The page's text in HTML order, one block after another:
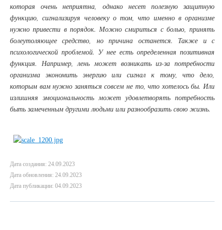
которая очень неприятна, однако несет полезную защитную
функцию, сигнализируя человеку о том, что именно в организме
нужно привести в порядок. Можно смириться с болью, принять
болеутоляющее средство, но причина останется. Также и с
психологической проблемой. У нее есть определенная позитивная
функция. Например, лень может возникать из-за потребности
организма экономить энергию или сигнал к тому, что дело,
которым вам нужно заняться совсем не то, что хотелось бы. Или
излишняя эмоциональность может удовлетворять потребность
быть замеченным другими людьми или разнообразить свою жизнь.
Дата создания: 24.09.2023
Дата обновления: 24.09.2023
Дата публикации: 04.09.2023